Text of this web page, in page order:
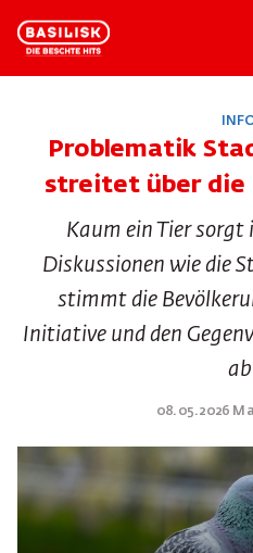
Problematik
streitet über die
Kaum ein Tier sorgt
Diskussionen wie die
stimmt die
Initiative und den
08.05.2026